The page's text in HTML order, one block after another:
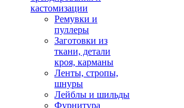
кастомизации
Ремувки и
пуллеры
Заготовки из
ткани, детали
кроя, карманы
Ленты, стропы,
шнуры
Лейблы и шильды
Фурнитура